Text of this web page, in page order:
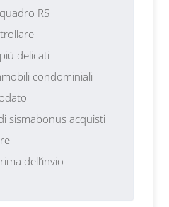
RS
delicati
condominiali
sismabonus acquisti
dell’invio